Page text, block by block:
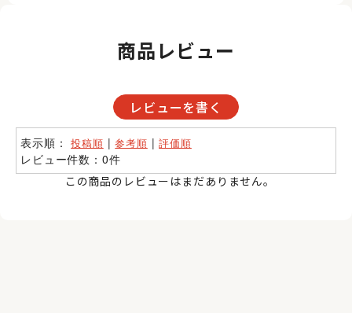
商品レビュー
レビューを書く
表示順：投稿順 |参考順 |評価順
レビュー件数：0件
この商品のレビューはまだありません。